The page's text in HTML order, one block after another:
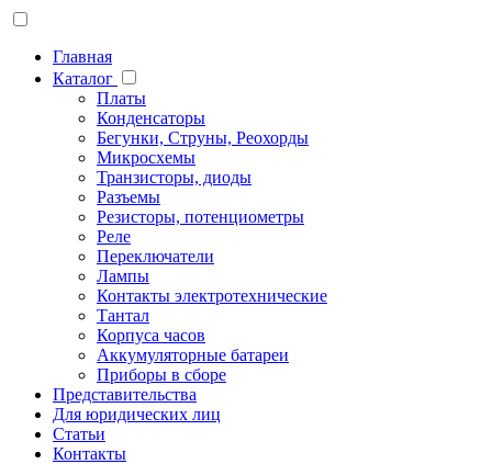
Главная
Каталог
Платы
Конденсаторы
Бегунки, Струны, Реохорды
Микросхемы
Транзисторы, диоды
Разъемы
Резисторы, потенциометры
Реле
Переключатели
Лампы
Контакты электротехнические
Тантал
Корпуса часов
Аккумуляторные батареи
Приборы в сборе
Представительства
Для юридических лиц
Статьи
Контакты